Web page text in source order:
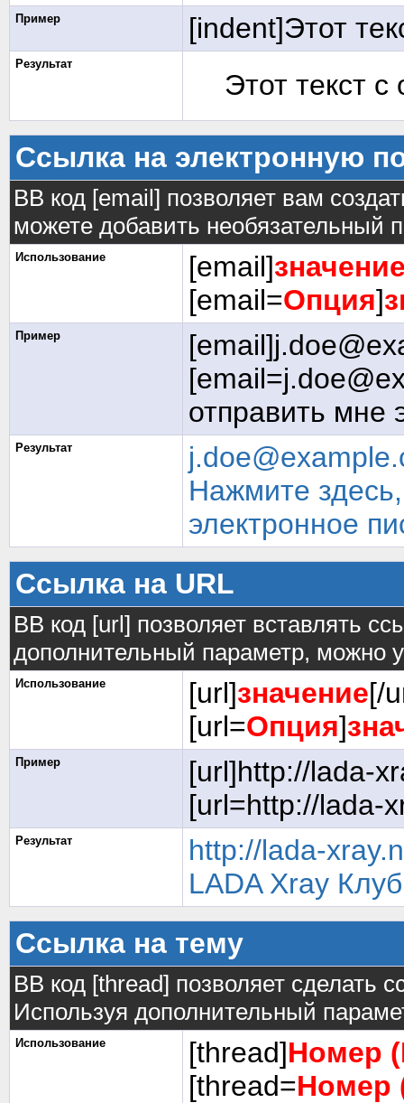
Пример [indent]Этот
Результат
Этот текст с
Ссылка на электронную
BB код [email] позволяет вам
можете добавить необязательный
Использование [email]
[email=Опция]
Пример
отправить мне
Результат
Нажмите
электронное
Ссылка на URL
BB код [url] позволяет вставлять
дополнительный параметр, можно
Использование [url]значение[/
[url=Опция]
Пример
[url]http://lada-
[url=http://lada-
Результат
http://lada-
LADA Xray Клуб
Ссылка на тему
BB код [thread] позволяет сделать
Используя дополнительный
Использование [thread]Номер
[thread=Номер